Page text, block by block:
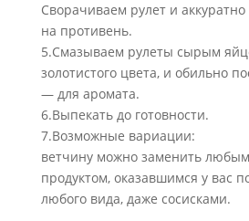
Сворачиваем рулет и
на противень.
5.Смазываем рулеты сырым
золотистого цвета, и обильно
— для аромата.
6.Выпекать до готовности.
7.Возможные вариации:
ветчину можно заменить
продуктом, оказавшимся у вас
любого вида, даже сосисками.